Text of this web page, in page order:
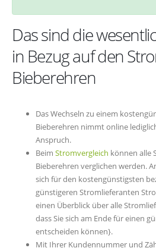
Das sind die
in Bezug auf den
Bieberehren
Das Wechseln zu einem
Bieberehren nimmt online
Anspruch.
Beim Stromvergleich können alle
Bieberehren verglichen werden.
sich für den kostengünstigsten
günstigeren Stromlieferanten
einen Überblick über alle
dass Sie sich am Ende für einen
entscheiden können}.
Mit Ihrer Kundennummer und